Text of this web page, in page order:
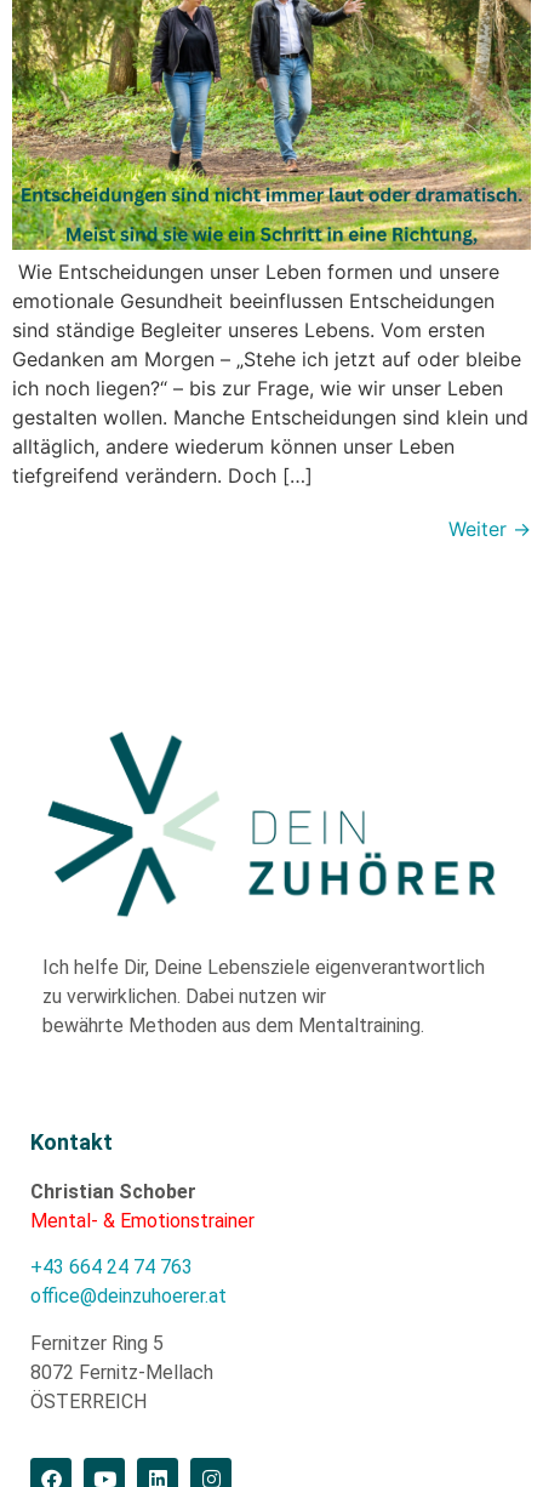
Wie Entscheidungen unser Leben formen und unsere
emotionale Gesundheit beeinflussen Entscheidungen
sind ständige Begleiter unseres Lebens. Vom ersten
Gedanken am Morgen – „Stehe ich jetzt auf oder bleibe
ich noch liegen?“ – bis zur Frage, wie wir unser Leben
gestalten wollen. Manche Entscheidungen sind klein und
alltäglich, andere wiederum können unser Leben
tiefgreifend verändern. Doch […]
Weiter →
Ich helfe Dir, Deine Lebensziele eigenverantwortlich
zu verwirklichen. Dabei nutzen wir
bewährte Methoden aus dem Mentaltraining.
Kontakt
Christian Schober
Mental- & Emotionstrainer
+43 664 24 74 763
office@deinzuhoerer.at
Fernitzer Ring 5
8072 Fernitz-Mellach
ÖSTERREICH